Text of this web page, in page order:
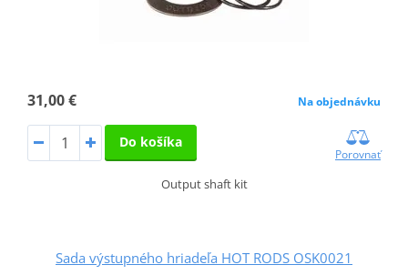
31,00 € Na objednávku
Do košíka
Porovnať
Output shaft kit
Sada výstupného hriadeľa HOT RODS OSK0021